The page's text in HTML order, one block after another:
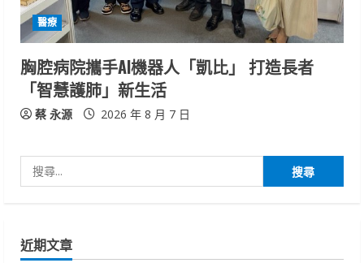
醫療
胸腔病院攜手AI機器人「凱比」 打造長者
「智慧護肺」新生活
蔡 永源 2026 年 8 月 7 日
尋
字:
近期文章